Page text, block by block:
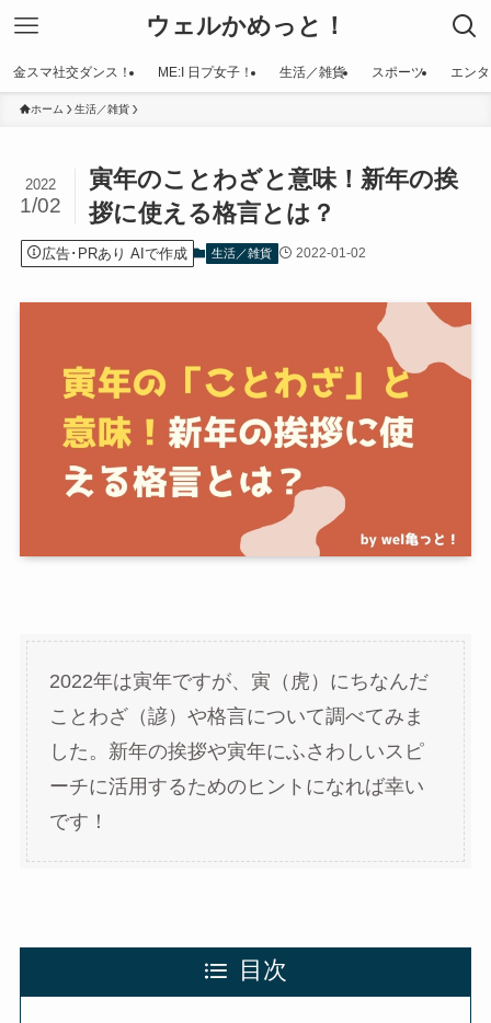
ウェルかめっと！
金スマ社交ダンス！ ME:I 日プ女子！ 生活／雑貨 スポーツ エン
ホーム 生活／雑貨
寅年のことわざと意味！新年の挨
拶に使える格言とは？
2022
1/02
広告･PRあり AIで作成 生活／雑貨 2022-01-02
2022年は寅年ですが、寅（虎）にちなんだ
ことわざ（諺）や格言について調べてみま
した。新年の挨拶や寅年にふさわしいスピ
ーチに活用するためのヒントになれば幸い
です！
目次